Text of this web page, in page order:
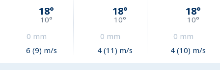
18°
10°
0 mm
6 (9) m/s
18°
10°
0 mm
4 (11) m/s
18°
10°
0 mm
4 (10) m/s